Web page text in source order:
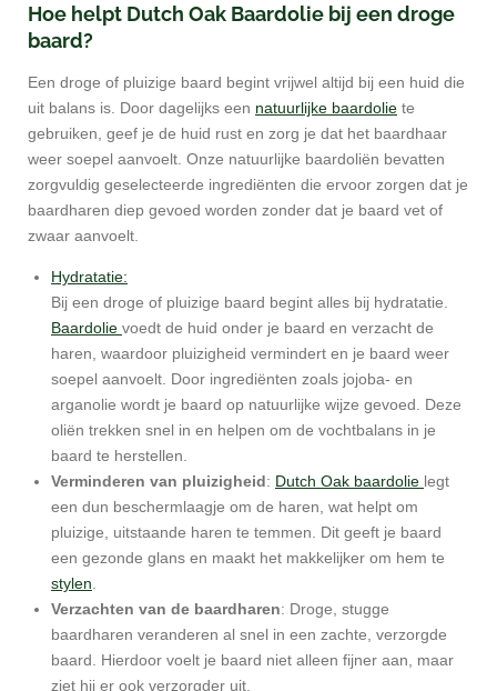
Hoe helpt Dutch Oak Baardolie bij een droge
baard?
Een droge of pluizige baard begint vrijwel altijd bij een huid die
uit balans is. Door dagelijks een natuurlijke baardolie te
gebruiken, geef je de huid rust en zorg je dat het baardhaar
weer soepel aanvoelt. Onze natuurlijke baardoliën bevatten
zorgvuldig geselecteerde ingrediënten die ervoor zorgen dat je
baardharen diep gevoed worden zonder dat je baard vet of
zwaar aanvoelt.
Hydratatie:
Bij een droge of pluizige baard begint alles bij hydratatie.
Baardolie voedt de huid onder je baard en verzacht de
haren, waardoor pluizigheid vermindert en je baard weer
soepel aanvoelt. Door ingrediënten zoals jojoba- en
arganolie wordt je baard op natuurlijke wijze gevoed. Deze
oliën trekken snel in en helpen om de vochtbalans in je
baard te herstellen.
Verminderen van pluizigheid: Dutch Oak baardolie legt
een dun beschermlaagje om de haren, wat helpt om
pluizige, uitstaande haren te temmen. Dit geeft je baard
een gezonde glans en maakt het makkelijker om hem te
stylen
Verzachten van de baardharen: Droge, stugge
baardharen veranderen al snel in een zachte, verzorgde
baard. Hierdoor voelt je baard niet alleen fijner aan, maar
ziet hij er ook verzorgder uit.